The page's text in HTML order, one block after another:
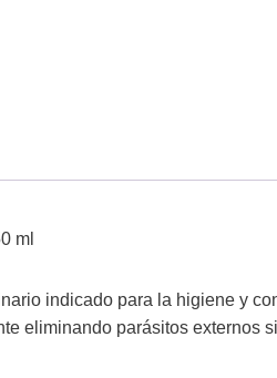
ml
indicado para la higiene y
eliminando parásitos externos